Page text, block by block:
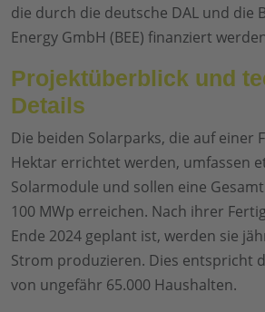
die durch die deutsche DAL und die
Energy GmbH (BEE) finanziert
Projektüberblick und
Details
Die beiden Solarparks, die auf einer
Hektar errichtet werden, umfassen
Solarmodule und sollen eine
100 MWp erreichen. Nach ihrer
Ende 2024 geplant ist, werden sie
Strom produzieren. Dies entspricht
von ungefähr 65.000 Haushalten.